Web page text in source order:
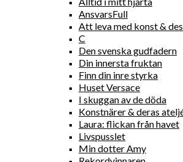
AnsvarsFull
Att leva med konst &
C
Den svenska gudfadern
Din innersta fruktan
Finn din inre styrka
Huset Versace
I skuggan av de döda
Konstnärer & deras
Laura: flickan från havet
Livspusslet
Min dotter Amy